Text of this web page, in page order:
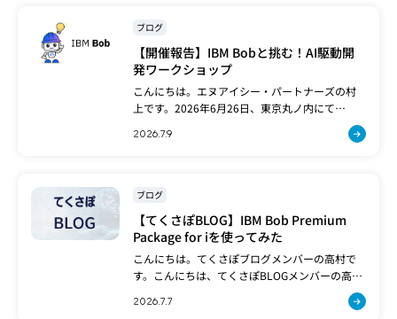
ブログ
【開催報告】IBM Bobと挑む！AI駆動開
発ワークショップ
こんにちは。エヌアイシー・パートナーズの村
上です。2026年6月26日、東京丸ノ内にて
「IBMBobと挑む！AI駆動開発ワークショップ」
を開催いたしました。今回のワークショップで
2026.7.9
ブログ
【てくさぽBLOG】IBM Bob Premium
Package for iを使ってみた
こんにちは。てくさぽブログメンバーの高村で
す。こんにちは、てくさぽBLOGメンバーの高村
です。先の3月のてくさぽブログは、BobのSaaS
インスタンスの立ち上げから基本的な操作感ま
2026.7.7